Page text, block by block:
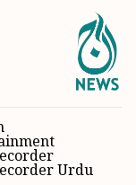
Urdu